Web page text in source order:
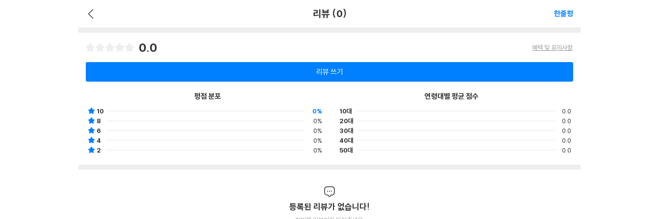
리뷰 (0) 한줄평
0.0 혜택 및 유의사항
리뷰 쓰기
평점 분포
10
0%
8
0%
6
0%
4
0%
2
0%
연령대별 평균 점수
10대
0.0
20대
0.0
30대
0.0
40대
0.0
50대
0.0
등록된 리뷰가 없습니다!